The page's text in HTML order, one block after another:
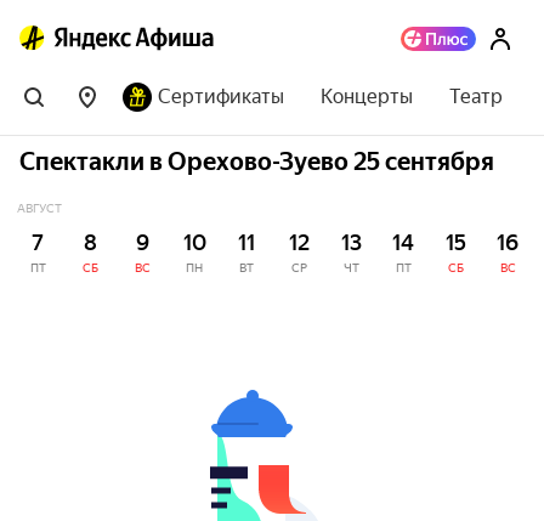
Сертификаты Концерты Театр
Спектакли в Орехово-Зуево 25 сентября
АВГУСТ
7
ПТ
8
СБ
9
ВС
10
ПН
11
ВТ
12
СР
13
ЧТ
14
ПТ
15
СБ
16
ВС